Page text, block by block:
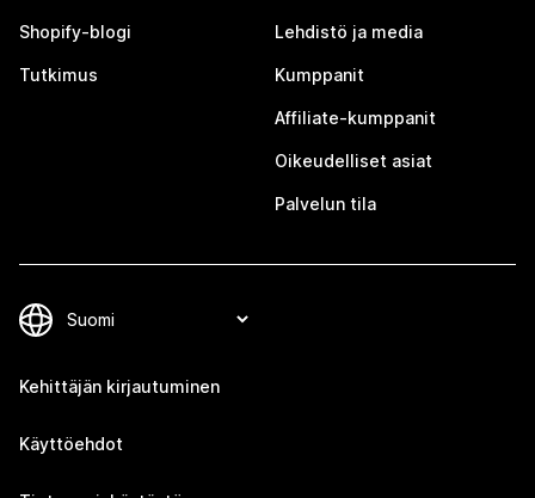
Shopify-blogi
Tutkimus
Lehdistö ja media
Kumppanit
Affiliate-kumppanit
Oikeudelliset asiat
Palvelun tila
Kehittäjän kirjautuminen
Käyttöehdot